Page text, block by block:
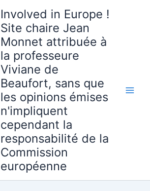
Involved in Europe !
Site chaire Jean
Monnet attribuée à
la professeure
Viviane de
Beaufort, sans que
les opinions émises
n'impliquent
cependant la
responsabilité de la
Commission
européenne